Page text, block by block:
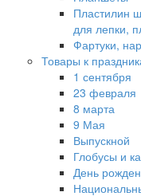
Пластилин
для лепки,
Фартуки,
Товары к
1 сентября
23 февраля
8 марта
9 Мая
Выпускной
Глобусы и
День